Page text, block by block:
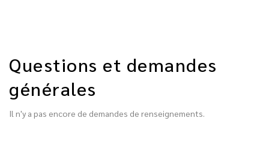
Questions et demandes
générales
Il n'y a pas encore de demandes de renseignements.